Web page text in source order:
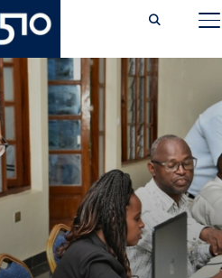
Skip
to
TOGGLE SIDEBAR & NAVIGATION